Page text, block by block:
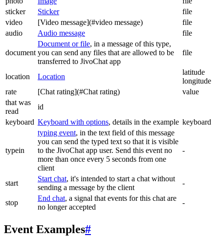
sticker
Sticker
file
video
[Video message](#video message)
file
audio
Audio message file
document
Document or file, in a message of this type,
you can send any files that are allowed to be
transferred to JivoChat app
file
location Location
latitude
longitude
rate
[Chat rating](#Chat rating)
value
that was
read
id
keyboard Keyboard with options, details in the example keyboard
typein
typing event, in the text field of this message
you can send the typed text so that it is visible
to the JivoChat app user. Send this event no
more than once every 5 seconds from one
client
-
start
Start chat, it's intended to start a chat without
sending a message by the client
-
stop
End chat, a signal that events for this chat are
no longer accepted
-
Event Examples#